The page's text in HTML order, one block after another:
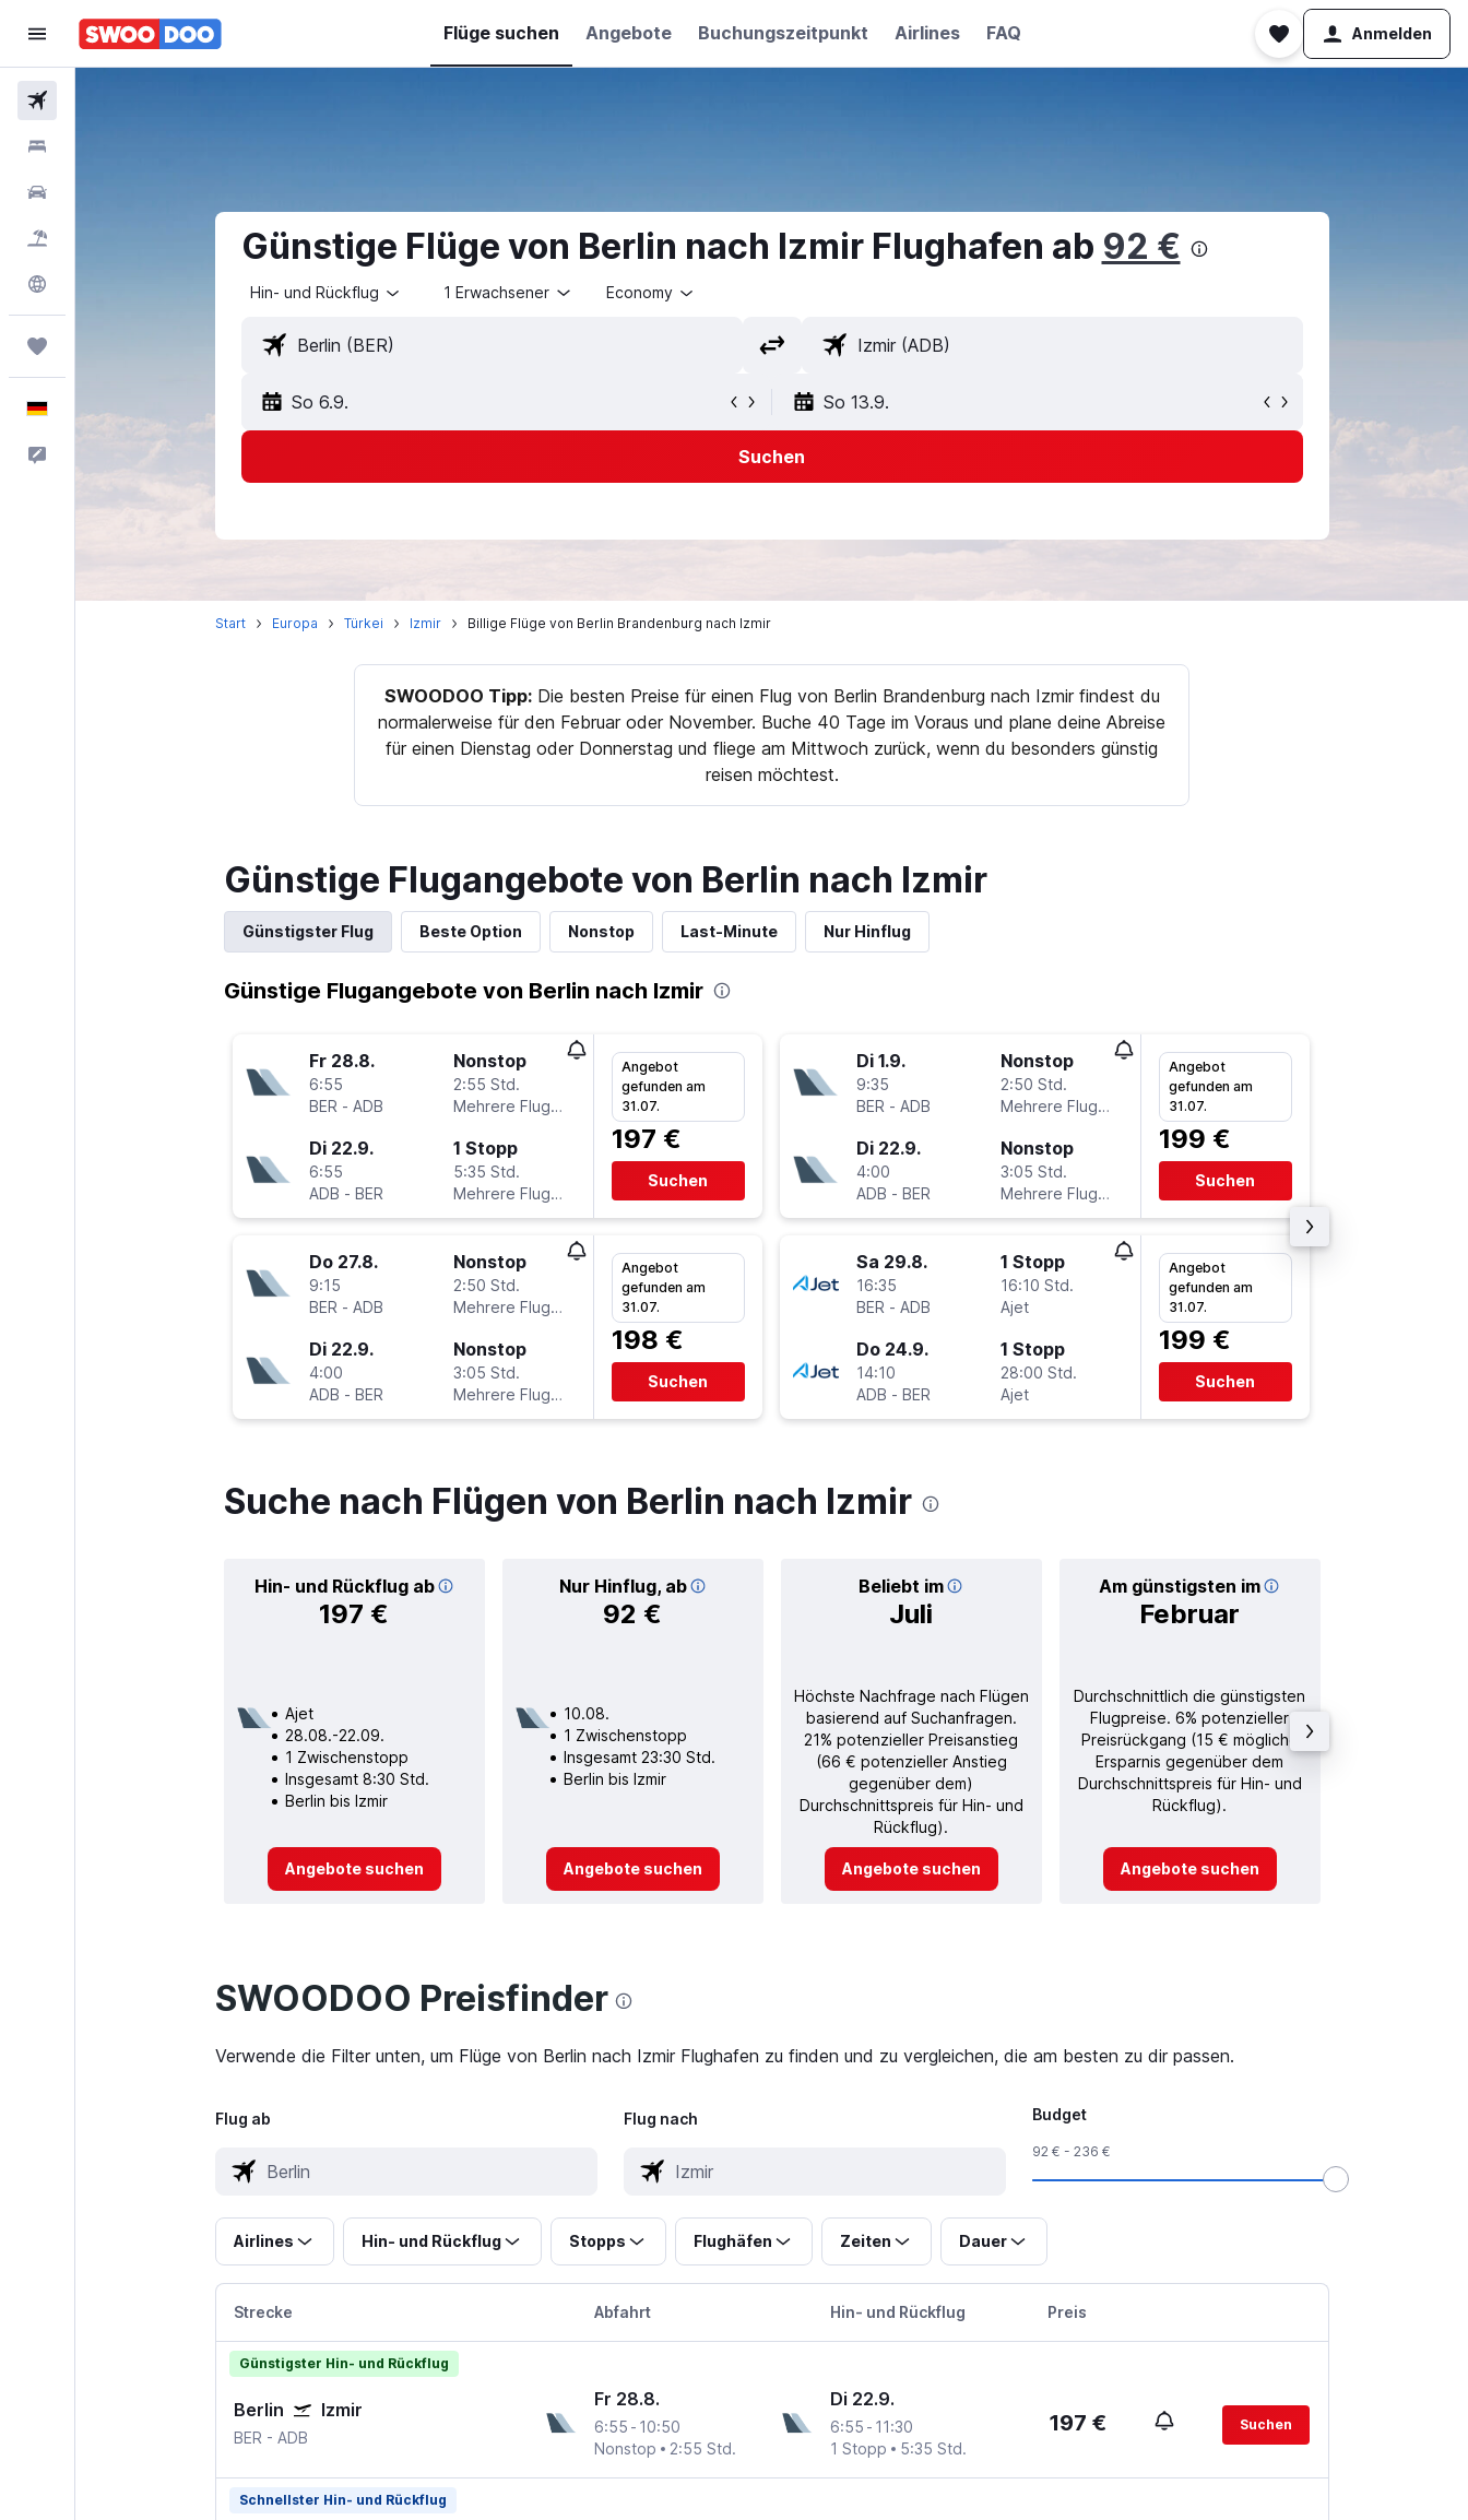
Flüge suchen Angebote Buchungszeitpunkt Airlines FAQ Anmelden
Günstige Flüge von Berlin nach Izmir Flughafen ab 92 €
Hin- und Rückflug 1 Erwachsener Economy
So 6.9. So 13.9.
Suchen
Start Europa Türkei Izmir Billige Flüge von Berlin Brandenburg nach Izmir
SWOODOO Tipp:Die besten Preise für einen Flug von Berlin Brandenburg nach Izmir findest du
normalerweise für den Februar oder November. Buche 40 Tage im Voraus und plane deine Abreise
für einen Dienstag oder Donnerstag und fliege am Mittwoch zurück, wenn du besonders günstig
reisen möchtest.
Günstige Flugangebote von Berlin nach Izmir
Günstigster Flug Beste Option Nonstop Last-Minute Nur Hinflug
Günstige Flugangebote von Berlin nach Izmir
Fr 28.8.
6:55
BER - ADB
Nonstop
2:55 Std.
Mehrere Fluglinien
Di 22.9.
6:55
ADB - BER
1 Stopp
5:35 Std.
Mehrere Fluglinien
Angebot
gefunden am
31.07.
197 €
Suchen
Do 27.8.
9:15
BER - ADB
Nonstop
2:50 Std.
Mehrere Fluglinien
Di 22.9.
4:00
ADB - BER
Nonstop
3:05 Std.
Mehrere Fluglinien
Angebot
gefunden am
31.07.
198 €
Suchen
Di 1.9.
9:35
BER - ADB
Nonstop
2:50 Std.
Mehrere Fluglinien
Di 22.9.
4:00
ADB - BER
Nonstop
3:05 Std.
Mehrere Fluglinien
Angebot
gefunden am
31.07.
199 €
Suchen
Sa 29.8.
16:35
BER - ADB
1 Stopp
16:10 Std.
Ajet
Do 24.9.
14:10
ADB - BER
1 Stopp
28:00 Std.
Ajet
Angebot
gefunden am
31.07.
199 €
Suchen
Suche nach Flügen von Berlin nach Izmir
Hin- und Rückflug ab
197 €
Nur Hinflug, ab
92 €
Beliebt im
Juli
Am günstigsten im
Februar
Ajet
28.08.-22.09.
1 Zwischenstopp
Insgesamt 8:30 Std.
Berlin bis Izmir
Angebote suchen
10.08.
1 Zwischenstopp
Insgesamt 23:30 Std.
Berlin bis Izmir
Angebote suchen
Höchste Nachfrage nach Flügen
basierend auf Suchanfragen.
21% potenzieller Preisanstieg
(66 € potenzieller Anstieg
gegenüber dem)
Durchschnittspreis für Hin- und
Rückflug).
Angebote suchen
Durchschnittlich die günstigsten
Flugpreise. 6% potenzieller
Preisrückgang (15 € mögliche
Ersparnis gegenüber dem
Durchschnittspreis für Hin- und
Rückflug).
Angebote suchen
SWOODOO Preisfinder
Verwende die Filter unten, um Flüge von Berlin nach Izmir Flughafen zu finden und zu vergleichen, die am besten zu dir passen.
Flug ab Flug nach Budget
92 € - 236 €
Airlines Hin- und Rückflug Stopps Flughäfen Zeiten Dauer
Strecke Abfahrt Hin- und Rückflug Preis
Günstigster Hin- und Rückflug
Berlin Izmir
BER - ADB
Fr 28.8.
6:55 - 10:50
Nonstop
2:55 Std.
Di 22.9.
6:55 - 11:30
1 Stopp
5:35 Std.
197 € Suchen
Schnellster Hin- und Rückflug